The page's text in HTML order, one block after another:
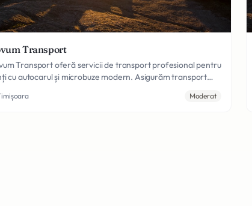
Transport
Transport oferă servicii de transport profesional pentru
cu autocarul și microbuze modern. Asigurăm transport
și fleet-ul bine întreținut.
Moderat